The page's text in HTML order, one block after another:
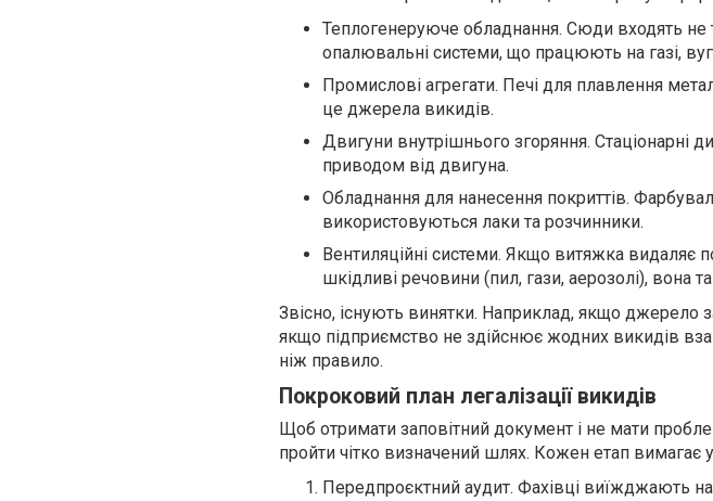
Теплогенеруюче обладнання. Сюди входять не
опалювальні системи, що працюють на газі,
Промислові агрегати. Печі для плавлення
це джерела викидів.
Двигуни внутрішнього згоряння. Стаціонарні
приводом від двигуна.
Обладнання для нанесення покриттів.
використовуються лаки та розчинники.
Вентиляційні системи. Якщо витяжка видаляє
шкідливі речовини (пил, гази, аерозолі), вона
Звісно, існують винятки. Наприклад, якщо джерело
якщо підприємство не здійснює жодних викидів
ніж правило.
Покроковий план легалізації викидів
Щоб отримати заповітний документ і не мати
пройти чітко визначений шлях. Кожен етап вимагає
Передпроєктний аудит. Фахівці виїжджають на